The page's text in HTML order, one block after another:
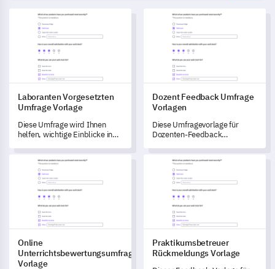
Laboranten Vorgesetzten Umfrage Vorlage
Laboranten Vorgesetzten
Umfrage Vorlage
Diese Umfrage wird Ihnen
helfen, wichtige Einblicke in
Verantwortlichkeiten und
Herausforderungen von
Laborleitern zu gewinnen, um
Dienstleistungsverbesserung
voranzutreiben.
Dozent Feedback Umfrage
Dozent Feedback Umfrage
Vorlagen
Diese Umfragevorlage für
Dozenten-Feedback
Verbesserungen in der
Lehrqualität und den
Lernergebnissen
voranzutreiben.
Online Unterrichtsbewertungsumfrage Vorlage
Online
Unterrichtsbewertungsumfrage
Vorlage
Praktikumsbetreuer
Praktikumsbetreuer
Rückmeldungs Vorlage